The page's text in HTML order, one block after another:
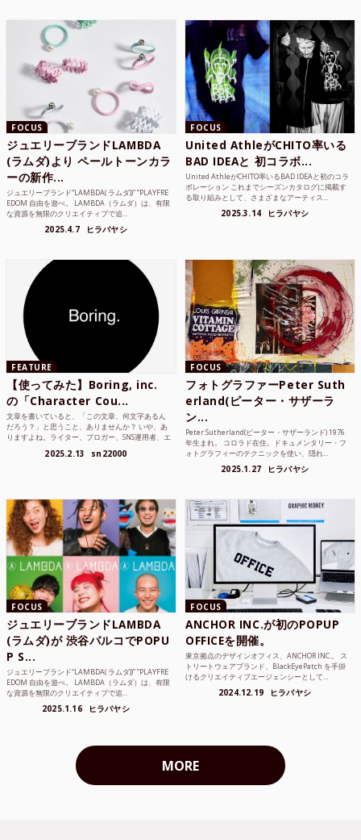
FOCUS
ジュエリーブランドLAMBDA
(ラムダ)より ペールトーンカラ
ーの新作...
ジュエリーブランド“LAMBDA( ラムダ))” “PLAYFRE
EDOM 自由を遊べ。 LAMBDA（ラムダ）は、有限
な資源を無限のクリエイティブで追...
2025.4.7 ヒラバヤシ
FOCUS
United AthleがCHITO率いる
BAD IDEAと 初コラボ...
United AthleがCHITO率いるBAD IDEAと初のコラ
ボレーション これまでシーズンカタログに掲載す
る取り組みとして、さまざまなアーティス...
2025.3.14 ヒラバヤシ
FEATURE
【使ってみた】Boring, inc.
の「Character Cou...
文章を書いていると、「この文章、何文字あるん
だろう？」と思うこと、ありませんか？ いや、あ
りますよね。ライター、ブロガー、SNS運用者、エ
2025.2.13 sn22000
FOCUS
フォトグラファーPeter Suth
erland(ピーター・サザーラ
ン...
Peter Sutherland(ピーター・サザーランド) 1976
年生まれ。 コロラド在住。ドキュメンタリー・フ
ォトグラフィーのテクニックを使い、隠れ...
2025.1.27 ヒラバヤシ
FOCUS
ジュエリーブランドLAMBDA
(ラムダ)が 渋谷パルコでPOPU
P S...
ジュエリーブランド“LAMBDA( ラムダ))” “PLAYFRE
EDOM 自由を遊べ。 LAMBDA（ラムダ）は、有限
な資源を無限のクリエイティブで追...
2025.1.16 ヒラバヤシ
FOCUS
ANCHOR INC.が初のPOPUP
OFFICEを開催。
東京拠点のデザインオフィス、ANCHOR INC.。 ス
トリートウェアブランド、BlackEyePatch を手掛
けるクリエイティブエージェンシーとして...
2024.12.19 ヒラバヤシ
MORE